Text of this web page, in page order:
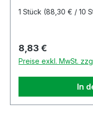
1 Stück (88,30 € / 10
Regulärer Preis:
8,83 €
Preise exkl. MwSt.
In